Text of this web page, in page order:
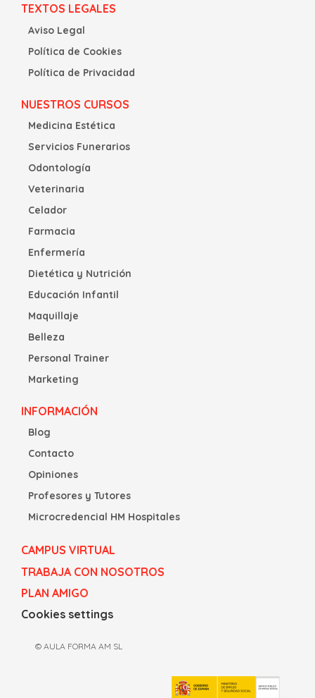
TEXTOS LEGALES
Aviso Legal
Política de Cookies
Política de Privacidad
NUESTROS CURSOS
Medicina Estética
Servicios Funerarios
Odontología
Veterinaria
Celador
Farmacia
Enfermería
Dietética y Nutrición
Educación Infantil
Maquillaje
Belleza
Personal Trainer
Marketing
INFORMACIÓN
Blog
Contacto
Opiniones
Profesores y Tutores
Microcredencial HM Hospitales
CAMPUS VIRTUAL
TRABAJA CON NOSOTROS
PLAN AMIGO
Cookies settings
© AULA FORMA AM SL